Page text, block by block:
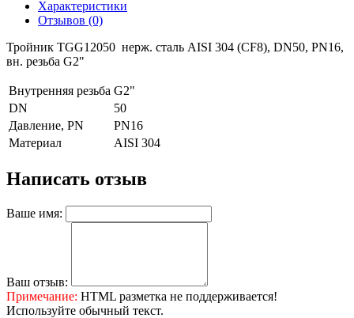
Характеристики
Отзывов (0)
Тройник TGG12050 нерж. сталь AISI 304 (CF8), DN50, PN16,
вн. резьба G2"
Внутренняя резьба G2"
DN
50
Давление, PN
PN16
Материал
AISI 304
Написать отзыв
Ваше имя:
Ваш отзыв:
Примечание: HTML разметка не поддерживается!
Используйте обычный текст.